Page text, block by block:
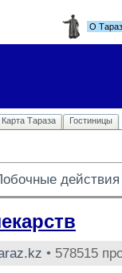
О
Карта Тараза Гостиницы
действия
• 578515